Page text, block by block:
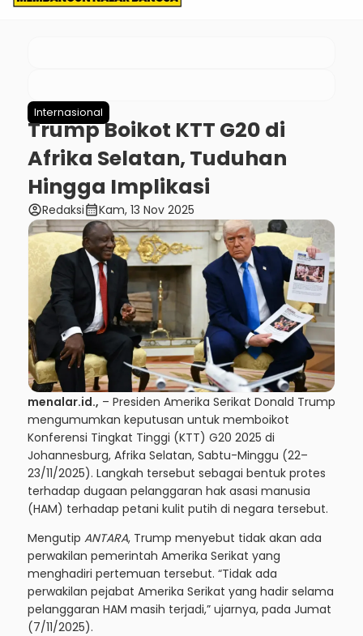
Internasional
Trump Boikot KTT G20 di
Afrika Selatan, Tuduhan
Hingga Implikasi
account_circleRedaksicalendar_monthKam, 13 Nov 2025
menalar.id., – Presiden Amerika Serikat Donald Trump
mengumumkan keputusan untuk memboikot
Konferensi Tingkat Tinggi (KTT) G20 2025 di
Johannesburg, Afrika Selatan, Sabtu-Minggu (22–
23/11/2025). Langkah tersebut sebagai bentuk protes
terhadap dugaan pelanggaran hak asasi manusia
(HAM) terhadap petani kulit putih di negara tersebut.
Mengutip ANTARA, Trump menyebut tidak akan ada
perwakilan pemerintah Amerika Serikat yang
menghadiri pertemuan tersebut. “Tidak ada
perwakilan pejabat Amerika Serikat yang hadir selama
pelanggaran HAM masih terjadi,” ujarnya, pada Jumat
(7/11/2025).